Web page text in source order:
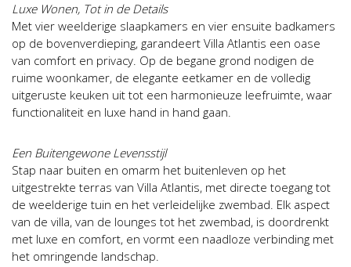
Luxe Wonen, Tot in de Details
Met vier weelderige slaapkamers en vier ensuite badkamers
op de bovenverdieping, garandeert Villa Atlantis een oase
van comfort en privacy. Op de begane grond nodigen de
ruime woonkamer, de elegante eetkamer en de volledig
uitgeruste keuken uit tot een harmonieuze leefruimte, waar
functionaliteit en luxe hand in hand gaan.
Een Buitengewone Levensstijl
Stap naar buiten en omarm het buitenleven op het
uitgestrekte terras van Villa Atlantis, met directe toegang tot
de weelderige tuin en het verleidelijke zwembad. Elk aspect
van de villa, van de lounges tot het zwembad, is doordrenkt
met luxe en comfort, en vormt een naadloze verbinding met
het omringende landschap.